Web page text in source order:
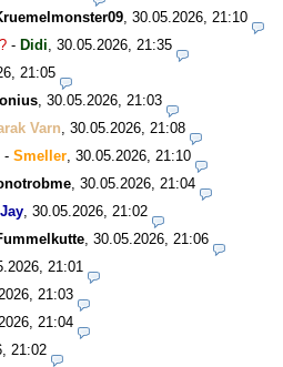
30.05.2026, 21:10
- Didi 30.05.2026, 21:35
21:05
30.05.2026, 21:03
Varn
30.05.2026, 21:08
- Smeller 30.05.2026, 21:10
30.05.2026, 21:04
30.05.2026, 21:02
30.05.2026, 21:06
21:01
21:03
21:04
21:02